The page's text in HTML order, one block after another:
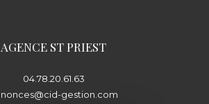
AGENCE ST PRIEST
04.78.20.61.63
gestion.com